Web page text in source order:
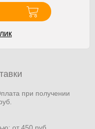
при получении